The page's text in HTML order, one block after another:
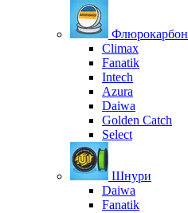
Флюрокарбон
Climax
Fanatik
Intech
Azura
Daiwa
Golden Catch
Select
Шнури
Daiwa
Fanatik